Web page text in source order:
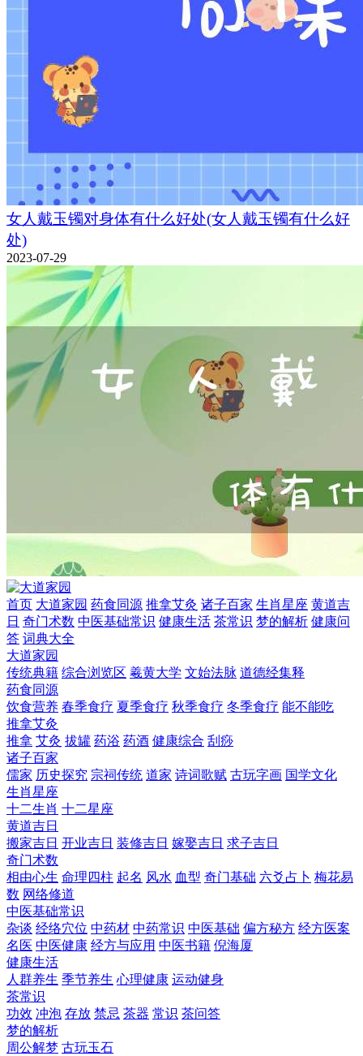
女人戴玉镯对身体有什么好处(女人戴玉镯有什么好
处)
2023-07-29
首页 大道家园 药食同源 推拿艾灸 诸子百家 生肖星座 黄道吉
日 奇门术数 中医基础常识 健康生活 茶常识 梦的解析 健康问
答 词典大全
大道家园
传统典籍 综合浏览区 羲黄大学 文始法脉 道德经集释
药食同源
饮食营养 春季食疗 夏季食疗 秋季食疗 冬季食疗 能不能吃
推拿艾灸
推拿 艾灸 拔罐 药浴 药酒 健康综合 刮痧
诸子百家
儒家 历史探究 宗祠传统 道家 诗词歌赋 古玩字画 国学文化
生肖星座
十二生肖 十二星座
黄道吉日
搬家吉日 开业吉日 装修吉日 嫁娶吉日 求子吉日
奇门术数
相由心生 命理四柱 起名 风水 血型 奇门基础 六爻占卜 梅花易
数 网络修道
中医基础常识
杂谈 经络穴位 中药材 中药常识 中医基础 偏方秘方 经方医案
名医 中医健康 经方与应用 中医书籍 倪海厦
健康生活
人群养生 季节养生 心理健康 运动健身
茶常识
功效 冲泡 存放 禁忌 茶器 常识 茶问答
梦的解析
周公解梦 古玩玉石